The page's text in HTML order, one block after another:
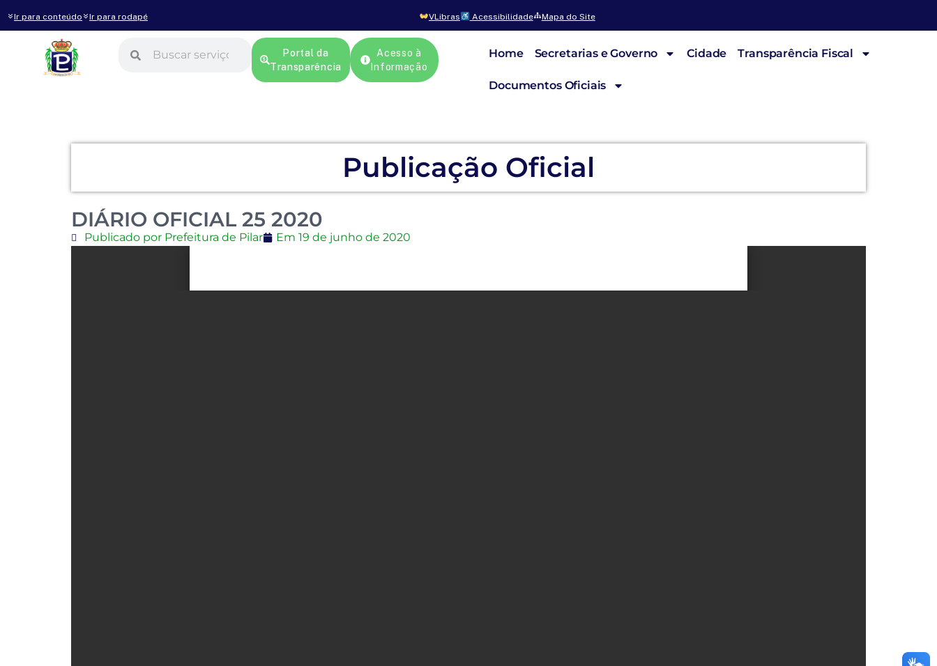
Ir para conteúdo Ir para rodapé VLibras Acessibilidade Mapa do Site
Portal da
Transparência
Acesso à
Informação
Home Secretarias e Governo Cidade Transparência Fiscal
Documentos Oficiais
Publicação Oficial
DIÁRIO OFICIAL 25 2020
Publicado por Prefeitura de Pilar Em 19 de junho de 2020